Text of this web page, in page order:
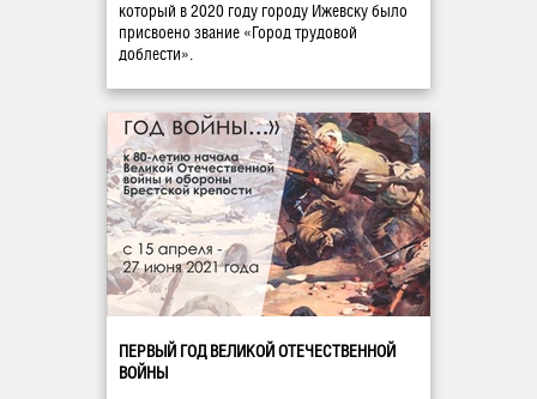
который в 2020 году городу Ижевску было
присвоено звание «Город трудовой
доблести».
ПЕРВЫЙ ГОД ВЕЛИКОЙ ОТЕЧЕСТВЕННОЙ
ВОЙНЫ